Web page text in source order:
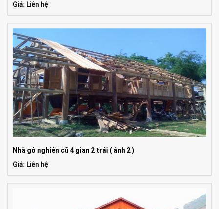
Giá: Liên hệ
Nhà gỗ nghiến cũ 4 gian 2 trái ( ảnh 2 )
Giá: Liên hệ